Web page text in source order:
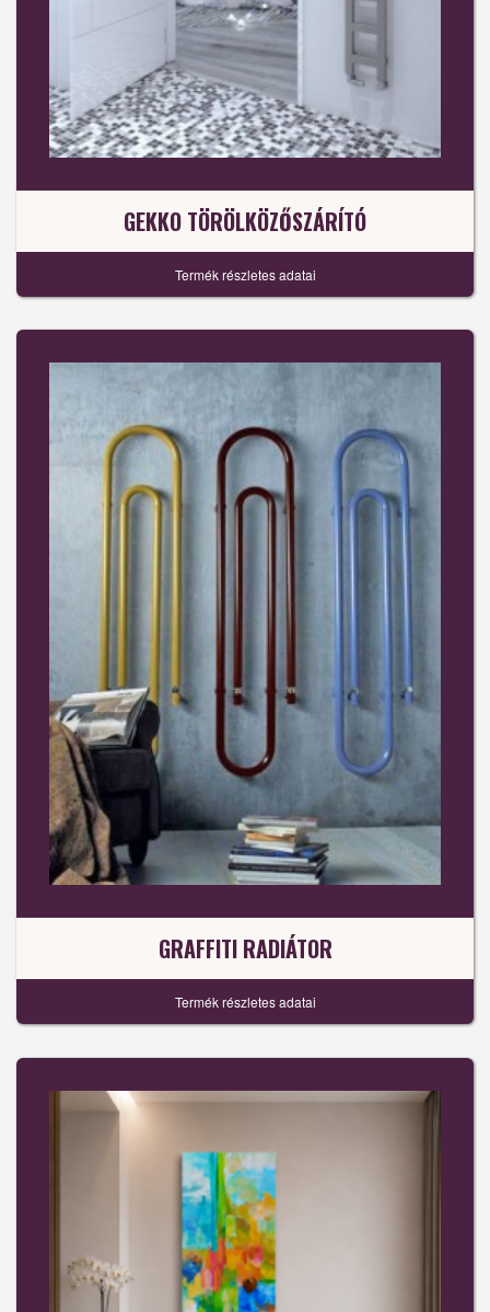
GEKKO TÖRÖLKÖZŐSZÁRÍTÓ
Termék részletes adatai
GRAFFITI RADIÁTOR
Termék részletes adatai